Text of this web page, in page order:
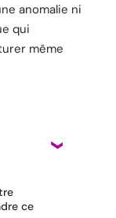
anomalie ni
qui
même
ce